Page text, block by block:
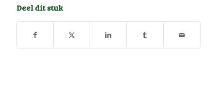
Deel dit stuk